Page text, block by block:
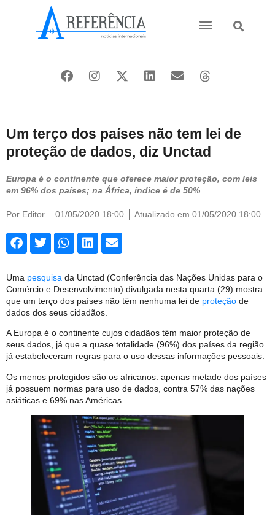
Um terço dos países não tem lei de
proteção de dados, diz Unctad
Europa é o continente que oferece maior proteção, com leis
em 96% dos países; na África, índice é de 50%
Por Editor 01/05/2020 18:00 Atualizado em 01/05/2020 18:00
Uma pesquisa da Unctad (Conferência das Nações Unidas para o
Comércio e Desenvolvimento) divulgada nesta quarta (29) mostra
que um terço dos países não têm nenhuma lei de proteção de
dados dos seus cidadãos.
A Europa é o continente cujos cidadãos têm maior proteção de
seus dados, já que a quase totalidade (96%) dos países da região
já estabeleceram regras para o uso dessas informações pessoais.
Os menos protegidos são os africanos: apenas metade dos países
já possuem normas para uso de dados, contra 57% das nações
asiáticas e 69% nas Américas.